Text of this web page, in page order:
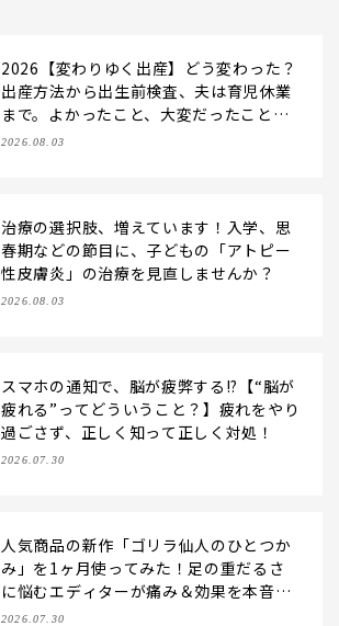
2026【変わりゆく出産】どう変わった？
出産方法から出生前検査、夫は育児休業
まで。よかったこと、大変だったことを
聞きました！
2026.08.03
治療の選択肢、増えています！入学、思
春期などの節目に、子どもの「アトピー
性皮膚炎」の治療を見直しませんか？
2026.08.03
スマホの通知で、脳が疲弊する!?【“脳が
疲れる”ってどういうこと？】疲れをやり
過ごさず、正しく知って正しく対処！
2026.07.30
人気商品の新作「ゴリラ仙人のひとつか
み」を1ヶ月使ってみた！足の重だるさ
に悩むエディターが痛み＆効果を本音レ
ビュー
2026.07.30